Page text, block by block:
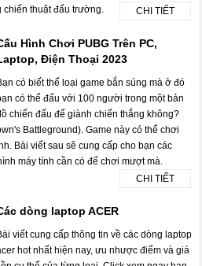
chiến thuật đấu trường.
CHI TIẾT
Hình Chơi PUBG Trên PC,
Điện Thoại 2023
có biết thể loại game bắn súng mà ở đó
có thể đấu với 100 người trong một bản
chiến đấu để giành chiến thắng không?
Battleground). Game này có thể chơi
Bài viết sau sẽ cung cấp cho bạn các
máy tính cần có để chơi mượt mà.
CHI TIẾT
dòng laptop ACER
viết cung cấp thông tin về các dòng laptop
hot nhất hiện nay, ưu nhược điểm và giá